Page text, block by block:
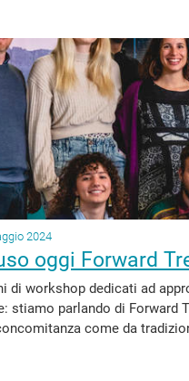
2024
oggi Forward
di workshop dedicati ad
stiamo parlando di Forward
come da